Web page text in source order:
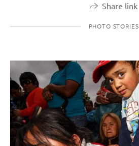
Share link
PHOTO STORIES